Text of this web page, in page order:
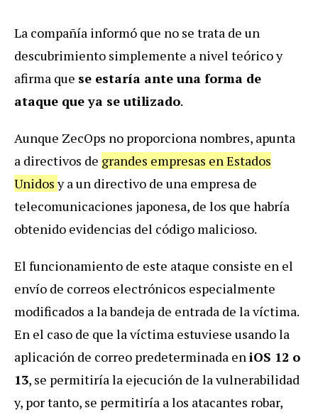
La compañía informó que no se trata de un
descubrimiento simplemente a nivel teórico y
afirma que se estaría ante una forma de
ataque que ya se utilizado.
Aunque ZecOps no proporciona nombres, apunta
a directivos de grandes empresas en Estados
Unidosy a un directivo de una empresa de
telecomunicaciones japonesa, de los que habría
obtenido evidencias del código malicioso.
El funcionamiento de este ataque consiste en el
envío de correos electrónicos especialmente
modificados a la bandeja de entrada de la víctima.
En el caso de que la víctima estuviese usando la
aplicación de correo predeterminada eniOS 12 o
13, se permitiría la ejecución de la vulnerabilidad
y, por tanto, se permitiría a los atacantes robar,